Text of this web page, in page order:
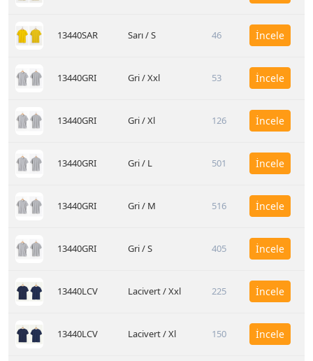
13440SAR Sarı / S 46 İncele
13440GRI Gri / Xxl 53 İncele
13440GRI Gri / Xl 126 İncele
13440GRI Gri / L 501 İncele
13440GRI Gri / M 516 İncele
13440GRI Gri / S 405 İncele
13440LCV Lacivert / Xxl 225 İncele
13440LCV Lacivert / Xl 150 İncele